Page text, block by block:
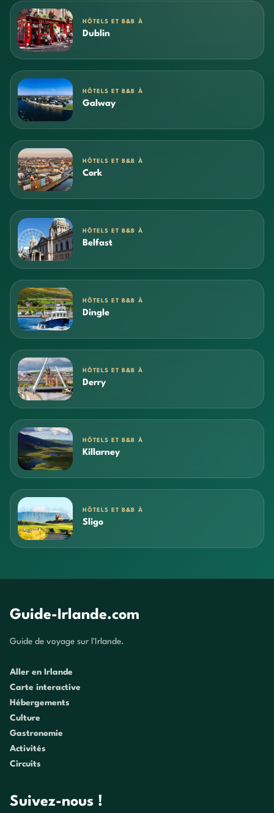
HÔTELS ET B&B À
Dublin
HÔTELS ET B&B À
Galway
HÔTELS ET B&B À
Cork
HÔTELS ET B&B À
Belfast
HÔTELS ET B&B À
Dingle
HÔTELS ET B&B À
Derry
HÔTELS ET B&B À
Killarney
HÔTELS ET B&B À
Sligo
Guide-Irlande.com
Guide de voyage sur l'Irlande.
Aller en Irlande
Carte interactive
Hébergements
Culture
Gastronomie
Activités
Circuits
Suivez-nous !